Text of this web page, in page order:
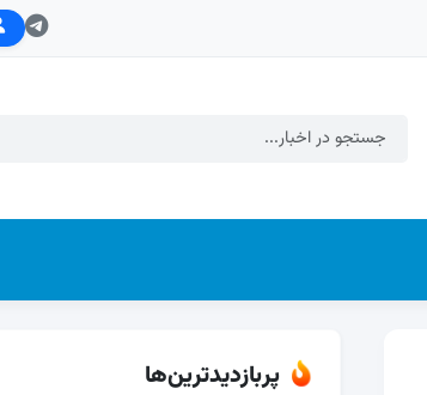
پربازدیدترین‌ها